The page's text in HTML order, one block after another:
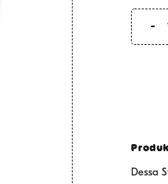
Dessa